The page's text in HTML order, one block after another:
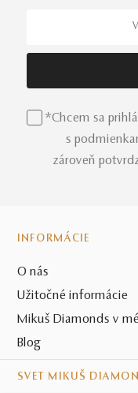
*Chcem sa
s
zároveň
INFORMÁCIE
O nás
Užitočné informácie
Mikuš Diamonds v
Blog
SVET MIKUŠ